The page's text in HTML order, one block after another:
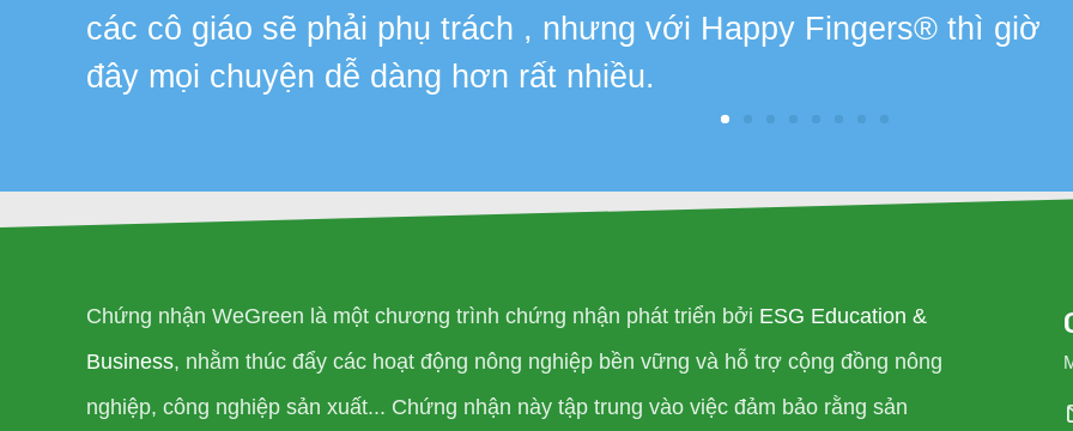
các cô giáo sẽ phải phụ trách , nhưng với Happy Fingers® thì giờ
đây mọi chuyện dễ dàng hơn rất nhiều.
Chứng nhận WeGreen là một chương trình chứng nhận phát triển bởi ESG Education &
Business, nhằm thúc đẩy các hoạt động nông nghiệp bền vững và hỗ trợ cộng đồng nông
nghiệp, công nghiệp sản xuất... Chứng nhận này tập trung vào việc đảm bảo rằng sản